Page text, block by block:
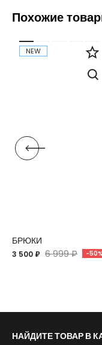
Похожие
NEW
БРЮКИ
3 500 ₽ 6 999 ₽ -50%
НАЙДИТЕ ТОВАР В